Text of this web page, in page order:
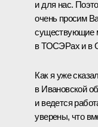
и для нас.
очень просим
существующие
в ТОСЭРах и в
Как я уже
в Ивановской
и ведется
уверены, что